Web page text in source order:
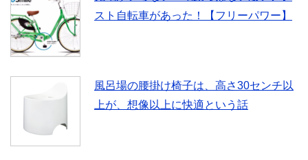
スト自転車があった！【フリーパワー】
風呂場の腰掛け椅子は、高さ30センチ以
上が、想像以上に快適という話